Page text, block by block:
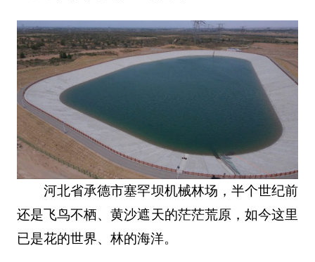
河北省承德市塞罕坝机械林场，半个世纪前
还是飞鸟不栖、黄沙遮天的茫茫荒原，如今这里
已是花的世界、林的海洋。